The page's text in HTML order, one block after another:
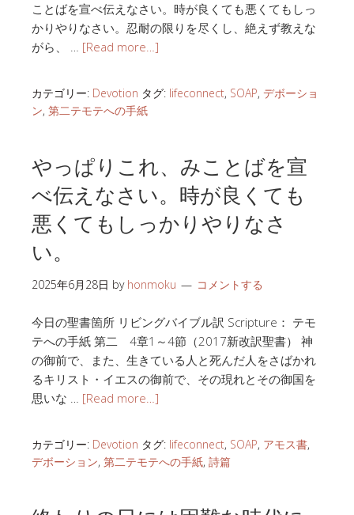
ことばを宣べ伝えなさい。時が良くても悪くてもしっ
かりやりなさい。忍耐の限りを尽くし、絶えず教えな
がら、 … [Read more…]
カテゴリー: Devotion タグ: lifeconnect, SOAP, デボーショ
ン, 第二テモテへの手紙
やっぱりこれ、みことばを宣
べ伝えなさい。時が良くても
悪くてもしっかりやりなさ
い。
2025年6月28日 by honmoku コメントする
今日の聖書箇所 リビングバイブル訳 Scripture： テモ
テへの手紙 第二 4章1～4節（2017新改訳聖書） 神
の御前で、また、生きている人と死んだ人をさばかれ
るキリスト・イエスの御前で、その現れとその御国を
思いな … [Read more…]
カテゴリー: Devotion タグ: lifeconnect, SOAP, アモス書,
デボーション, 第二テモテへの手紙, 詩篇